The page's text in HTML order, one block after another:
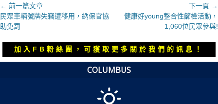
文
章
導
覽
← 前一篇文章
上
一
章：
民眾車輛號牌失竊遭移用，納保官協
助免罰
下一頁 →
下
文
章：
健康好young整合性篩檢活動，
1,060位民眾參與!
加入FB粉絲團，可獲取更多關於我們的訊息！
COLUMBUS